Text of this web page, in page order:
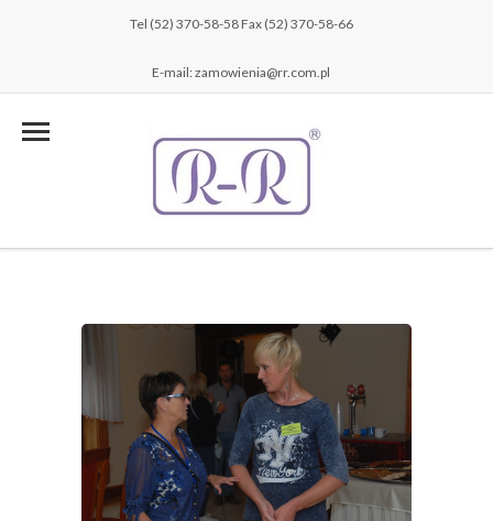
Tel (52) 370-58-58 Fax (52) 370-58-66
E-mail: zamowienia@rr.com.pl